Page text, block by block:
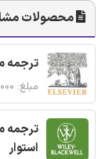
محصولات
ترجمه
مبلغ: ۱۲۸,۰۰۰ تومان
ترجمه
استوار